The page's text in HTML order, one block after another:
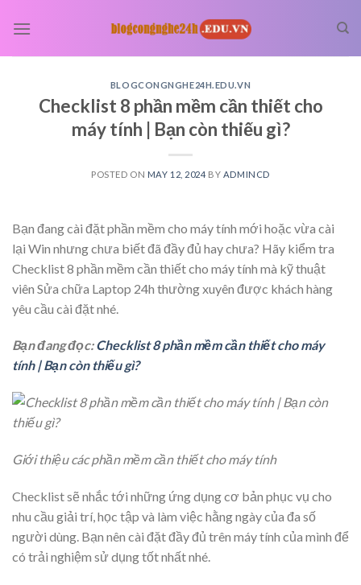
BLOGCONGNGHE24H.EDU.VN
Checklist 8 phần mềm cần thiết cho
máy tính | Bạn còn thiếu gì?
POSTED ON MAY 12, 2024 BY ADMINCD
Bạn đang cài đặt phần mềm cho máy tính mới hoặc vừa cài
lại Win nhưng chưa biết đã đầy đủ hay chưa? Hãy kiểm tra
Checklist 8 phần mềm cần thiết cho máy tính mà kỹ thuật
viên Sửa chữa Laptop 24h thường xuyên được khách hàng
yêu cầu cài đặt nhé.
Bạn đang đọc:Checklist 8 phần mềm cần thiết cho máy
tính | Bạn còn thiếu gì?
Giới thiệu các phần mềm cần thiết cho máy tính
Checklist sẽ nhắc tới những ứng dụng cơ bản phục vụ cho
nhu cầu giải trí, học tập và làm việc hằng ngày của đa số
người dùng. Bạn nên cài đặt đầy đủ trên máy tính của mình để
có trải nghiệm sử dụng tốt nhất nhé.